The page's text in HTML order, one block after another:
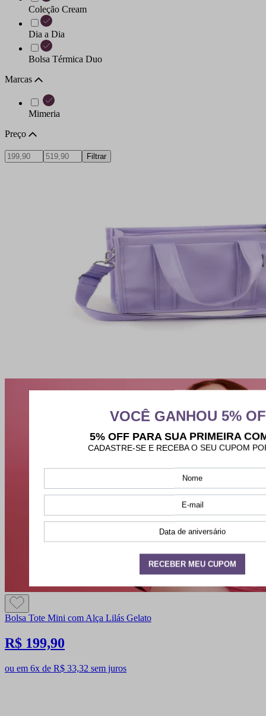
Coleção Cream
Dia a Dia
Bolsa Térmica Duo
Marcas
Mimeria
Preço
Filtrar
Bolsa Tote Mini com Alça Lilás Gelato
R$ 199,90
ou em 6x de R$ 33,32 sem juros